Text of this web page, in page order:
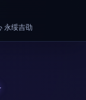
永绥吉劭